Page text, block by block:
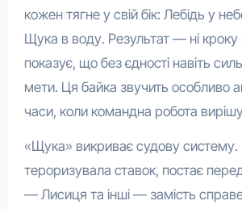
кожен тягне у свій бік: Лебідь у
Щука в воду. Результат — ні кроку
показує, що без єдності навіть
мети. Ця байка звучить особливо
часи, коли командна робота
«Щука» викриває судову
тероризувала ставок, постає
— Лисиця та інші — замість